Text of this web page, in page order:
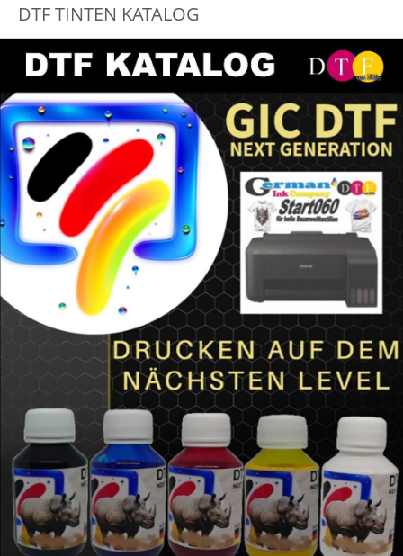
DTF TINTEN KATALOG